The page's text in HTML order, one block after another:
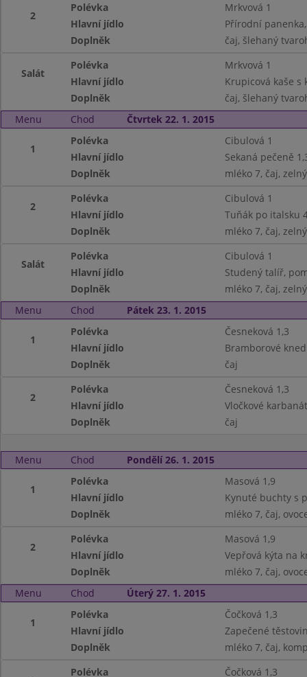
2
Polévka
Mrkvová 1
Hlavní jídlo
Přírodní
Doplněk
čaj, šlehaný
Salát
Polévka
Mrkvová 1
Hlavní jídlo
Krupicová kaše s
Doplněk
čaj, šlehaný
Menu
Chod Čtvrtek 22. 1. 2015
1
Polévka
Cibulová 1
Hlavní jídlo
Sekaná pečeně
Doplněk
mléko 7, čaj,
2
Polévka
Cibulová 1
Hlavní jídlo
Tuňák po italsku
Doplněk
mléko 7, čaj,
Salát
Polévka
Cibulová 1
Hlavní jídlo
Studený talíř,
Doplněk
mléko 7, čaj,
Menu
Chod Pátek 23. 1. 2015
1
Polévka
Česneková 1,3
Hlavní jídlo
Bramborové
Doplněk
čaj
2
Polévka
Česneková 1,3
Hlavní jídlo
Vločkové
Doplněk
čaj
Menu Chod Pondělí 26. 1. 2015
1
Polévka
Masová 1,9
Hlavní jídlo
Kynuté buchty s
Doplněk
mléko 7, čaj,
2
Polévka
Masová 1,9
Hlavní jídlo
Vepřová kýta na
Doplněk
mléko 7, čaj,
Menu
Chod Úterý 27. 1. 2015
1
Polévka
Čočková 1,3
Hlavní jídlo
Zapečené
Doplněk
mléko 7, čaj,
Polévka
Čočková 1,3